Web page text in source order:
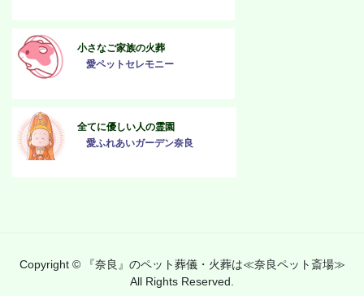
小さなご家族の火葬
愛ペットセレモニー
全てに優しい人の霊園
愛ふれあいガーデン奈良
Copyright © 『奈良』のペット葬儀・火葬は≪奈良ペット斎場≫
All Rights Reserved.